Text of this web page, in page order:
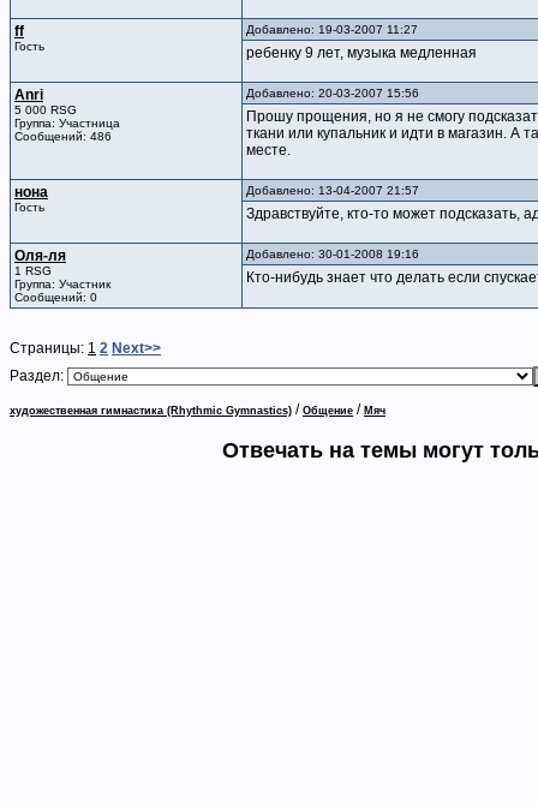
ff
Гость
Добавлено: 19-03-2007 11:27
ребенку 9 лет, музыка медленная
Anri
5 000 RSG
Группа: Участница
Сообщений: 486
Добавлено: 20-03-2007 15:56
Прошу прощения, но я не смогу
ткани или купальник и идти в магазин. А
месте.
нона
Гость
Добавлено: 13-04-2007 21:57
Здравствуйте, кто-то может подсказать,
Оля-ля
1 RSG
Группа: Участник
Сообщений: 0
Добавлено: 30-01-2008 19:16
Кто-нибудь знает что делать если
Страницы: 1 2 Next>>
Раздел:
художественная гимнастика (Rhythmic Gymnastics) / Общение / Мяч
Отвечать на темы могут